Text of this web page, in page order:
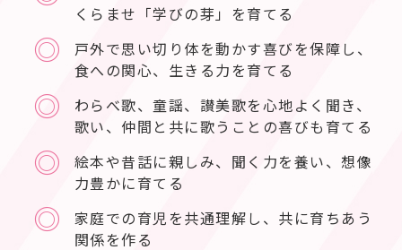
くらませ「学びの芽」を育てる
◎
戸外で思い切り体を動かす喜びを保障し、
食への関心、生きる力を育てる
◎
わらべ歌、童謡、讃美歌を心地よく聞き、
歌い、仲間と共に歌うことの喜びも育てる
◎
絵本や昔話に親しみ、聞く力を養い、想像
力豊かに育てる
◎
家庭での育児を共通理解し、共に育ちあう
関係を作る